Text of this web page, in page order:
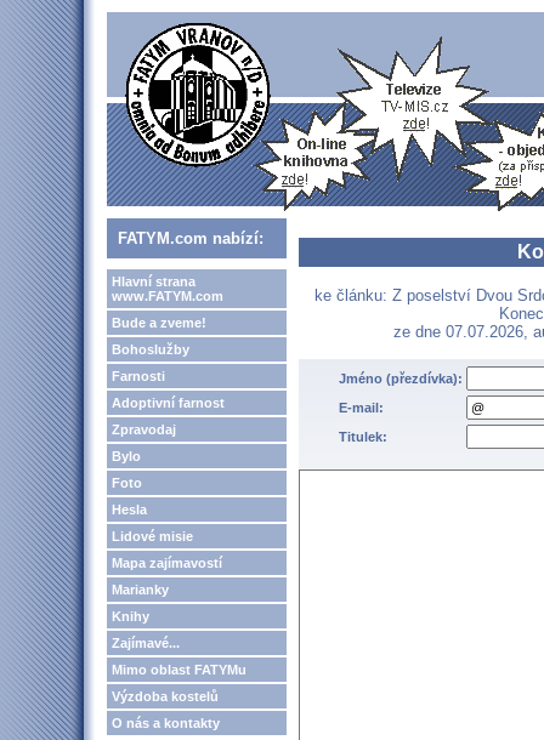
FATYM.com nabízí:
Hlavní strana
www.FATYM.com
Bude a zveme!
Bohoslužby
Farnosti
Adoptivní farnost
Zpravodaj
Bylo
Foto
Hesla
Lidové misie
Mapa zajímavostí
Marianky
Knihy
Zajímavé...
Mimo oblast FATYMu
Výzdoba kostelů
O nás a kontakty
ke článku: Z poselství Dvou
ze dne 07.07.2026,
Jméno (přezdívka):
E-mail:
Titulek: